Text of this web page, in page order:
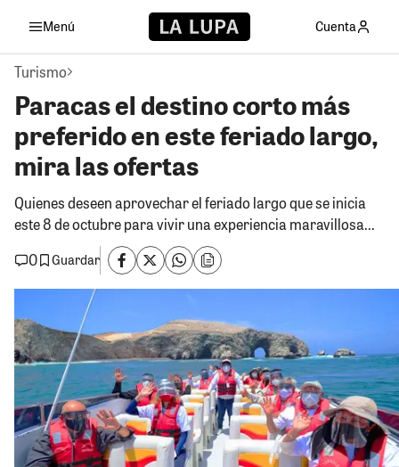
Menú Cuenta
Turismo
Paracas el destino corto más
preferido en este feriado largo,
mira las ofertas
Quienes deseen aprovechar el feriado largo que se inicia
este 8 de octubre para vivir una experiencia maravillosa...
0
Guardar